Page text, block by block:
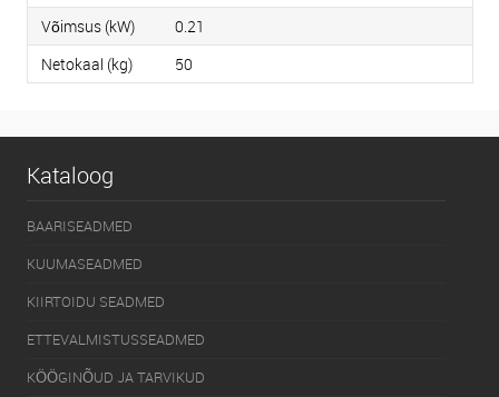
Võimsus (kW)
0.21
Netokaal (kg)
50
Kataloog
BAARISEADMED
KUUMASEADMED
KIIRTOIDU SEADMED
ETTEVALMISTUSSEADMED
KÖÖGINÕUD JA TARVIKUD